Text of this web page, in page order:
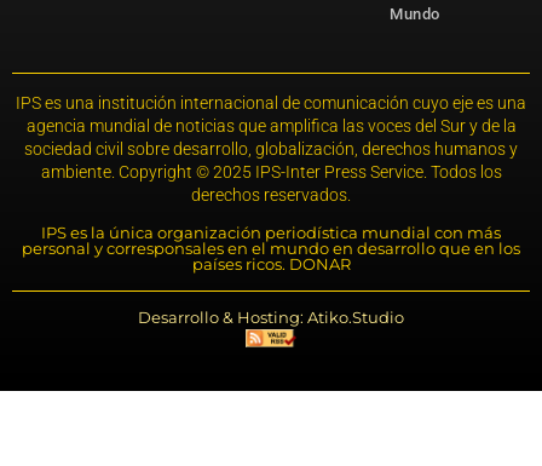
Mundo
IPS es una institución internacional de comunicación cuyo eje es una
agencia mundial de noticias que amplifica las voces del Sur y de la
sociedad civil sobre desarrollo, globalización, derechos humanos y
ambiente. Copyright © 2025 IPS-Inter Press Service. Todos los
derechos reservados.
IPS es la única organización periodística mundial con más
personal y corresponsales en el mundo en desarrollo que en los
países ricos. DONAR
Desarrollo & Hosting: Atiko.Studio